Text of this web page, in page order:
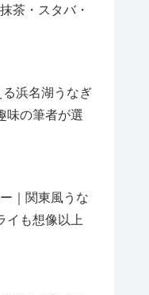
茶・スタバ・
る浜名湖うなぎ
味の筆者が選
｜関東風うな
イも想像以上